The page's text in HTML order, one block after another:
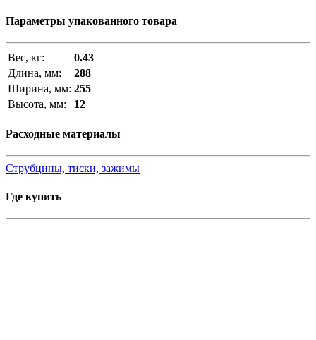
Параметры упакованного товара
Вес, кг:
0.43
Длина, мм:
288
Ширина, мм: 255
Высота, мм:
12
Расходные материалы
Струбцины, тиски, зажимы
Где купить